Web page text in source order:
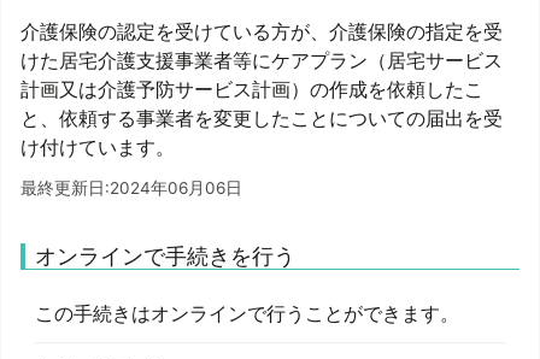
介護保険の認定を受けている方が、介護保険の指定を受
けた居宅介護支援事業者等にケアプラン（居宅サービス
計画又は介護予防サービス計画）の作成を依頼したこ
と、依頼する事業者を変更したことについての届出を受
け付けています。
最終更新日:2024年06月06日
オンラインで手続きを行う
この手続きはオンラインで行うことができます。